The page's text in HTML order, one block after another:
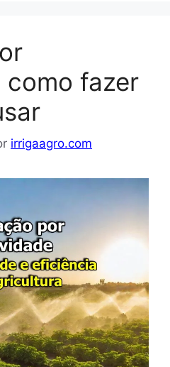
como fazer
irrigaagro.com